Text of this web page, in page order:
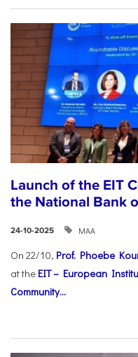
Launch of the EIT
the National Bank
24-10-2025 ΜΑΑ
On 22/10, Prof. Phoebe
at the EIT – European
Community...